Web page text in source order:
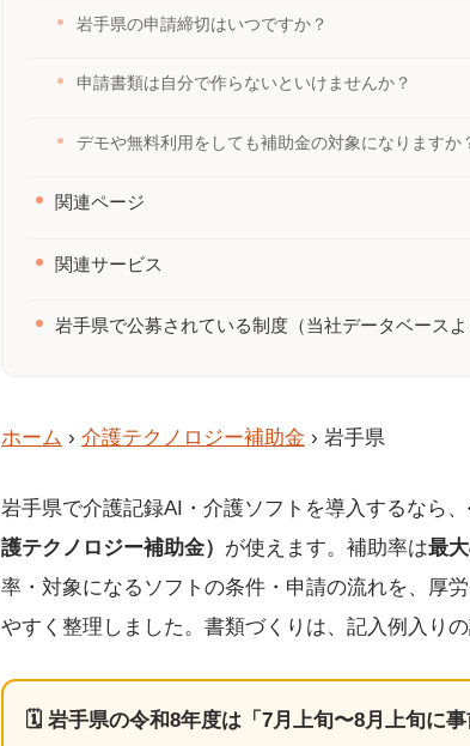
岩手県の申請締切はいつですか？
申請書類は自分で作らないといけませんか？
デモや無料利用をしても補助金の対象になりますか
関連ページ
関連サービス
岩手県で公募されている制度（当社データベースよ
ホーム › 介護テクノロジー補助金 › 岩手県
岩手県で介護記録AI・介護ソフトを導入するなら、
護テクノロジー補助金） が使えます。補助率は最
率・対象になるソフトの条件・申請の流れを、厚
やすく整理しました。書類づくりは、記入例入り
🗓 岩手県の令和8年度は「7月上旬〜8月上旬に